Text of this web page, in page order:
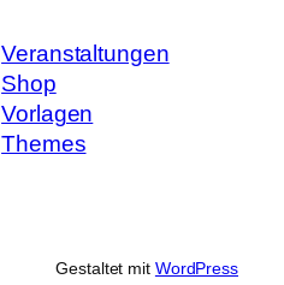
Veranstaltungen
Shop
Vorlagen
Themes
Gestaltet mit WordPress